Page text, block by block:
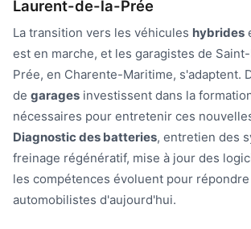
Laurent-de-la-Prée
La transition vers les véhicules hybrides
est en marche, et les garagistes de
Prée, en Charente-Maritime, s'adaptent.
de garages investissent dans la
nécessaires pour entretenir ces
Diagnostic des batteries, entretien des
freinage régénératif, mise à jour des
les compétences évoluent pour
automobilistes d'aujourd'hui.